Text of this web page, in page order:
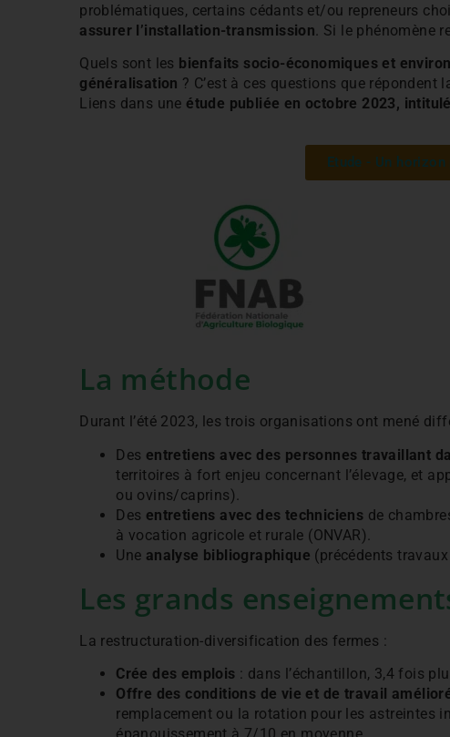
problématiques, certains cédants et/ou repreneurs
assurer l’installation-transmission . Si le phénomène
Quels sont les bienfaits socio-économiques et
généralisation ? C’est à ces questions que répondent
Liens dans une étude publiée en octobre 2023,
Etude - Un
La méthode
Durant l’été 2023, les trois organisations ont mené
Des entretiens avec des personnes travaillant
territoires à fort enjeu concernant l’élevage, et
ou ovins/caprins).
Des entretiens avec des techniciens de
à vocation agricole et rurale (ONVAR).
Une analyse bibliographique (précédents travaux
Les grands
La restructuration-diversification des fermes :
Crée des emplois : dans l’échantillon, 3,4 fois
Offre des conditions de vie et de travail
remplacement ou la rotation pour les astreintes